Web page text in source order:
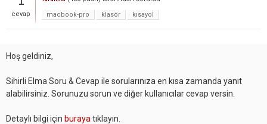
cevap
macbook-pro
klasör kısayol
Hoş geldiniz,
Sihirli Elma Soru & Cevap ile sorularınıza en kısa zamanda yanıt
alabilirsiniz. Sorunuzu sorun ve diğer kullanıcılar cevap versin.
Detaylı bilgi için buraya tıklayın.